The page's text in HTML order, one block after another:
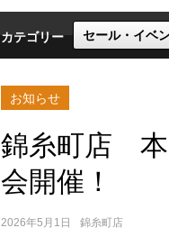
カテゴリー セール・イベ
お知らせ
錦糸町店 本
会開催！
2026年5月1日 錦糸町店